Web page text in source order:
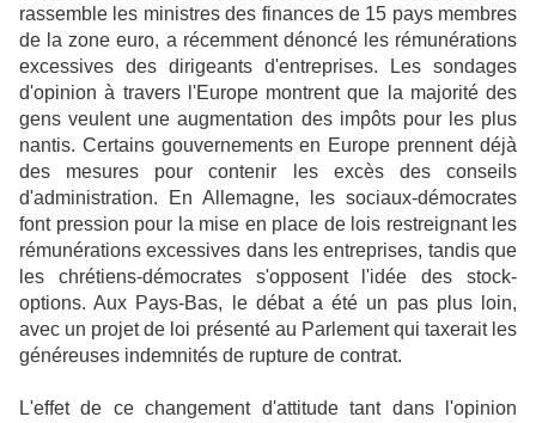
rassemble les ministres des finances de 15 pays membres
de la zone euro, a récemment dénoncé les rémunérations
excessives des dirigeants d'entreprises. Les sondages
d'opinion à travers l'Europe montrent que la majorité des
gens veulent une augmentation des impôts pour les plus
nantis. Certains gouvernements en Europe prennent déjà
des mesures pour contenir les excès des conseils
d'administration. En Allemagne, les sociaux-démocrates
font pression pour la mise en place de lois restreignant les
rémunérations excessives dans les entreprises, tandis que
les chrétiens-démocrates s'opposent l'idée des stock-
options. Aux Pays-Bas, le débat a été un pas plus loin,
avec un projet de loi présenté au Parlement qui taxerait les
généreuses indemnités de rupture de contrat.
L'effet de ce changement d'attitude tant dans l'opinion